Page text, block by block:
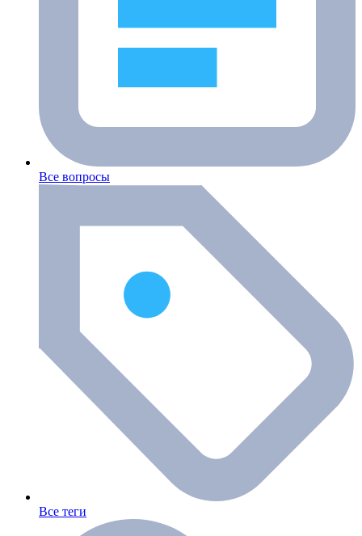
Все вопросы
Все теги